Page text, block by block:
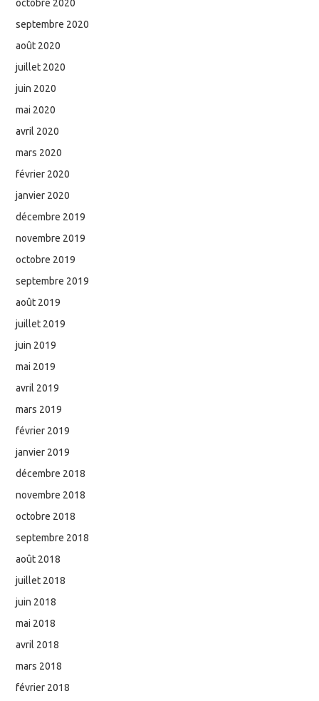
octobre 2020
septembre 2020
août 2020
juillet 2020
juin 2020
mai 2020
avril 2020
mars 2020
février 2020
janvier 2020
décembre 2019
novembre 2019
octobre 2019
septembre 2019
août 2019
juillet 2019
juin 2019
mai 2019
avril 2019
mars 2019
février 2019
janvier 2019
décembre 2018
novembre 2018
octobre 2018
septembre 2018
août 2018
juillet 2018
juin 2018
mai 2018
avril 2018
mars 2018
février 2018